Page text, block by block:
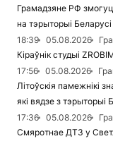
Грамадзяне РФ
на тэрыторыі
18:39
05.08.2026
Кіраўнік студыі
17:56
05.08.2026
Літоўскія памежнікі
які вядзе з тэрыторыі
17:36
05.08.2026
Смяротнае ДТЗ у